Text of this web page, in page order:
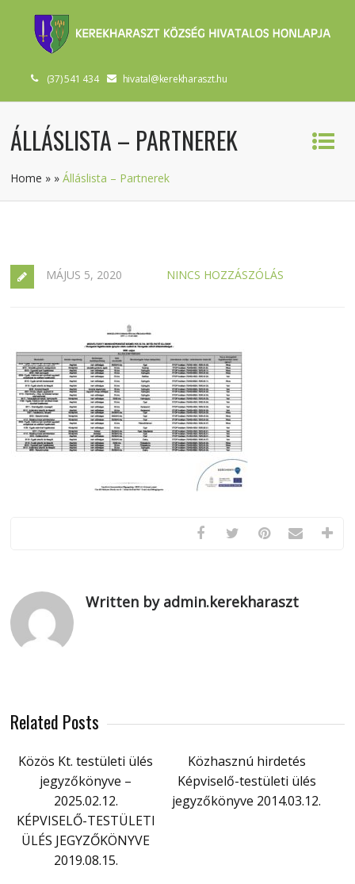
(37) 541 434 hivatal@kerekharaszt.hu
ÁLLÁSLISTA – PARTNEREK
Home » »Álláslista – Partnerek
MÁJUS 5, 2020 NINCS HOZZÁSZÓLÁS
Written by admin.kerekharaszt
Related Posts
Közös Kt. testületi ülés
jegyzőkönyve –
2025.02.12.
Közhasznú hirdetés
Képviselő-testületi ülés
jegyzőkönyve 2014.03.12.
KÉPVISELŐ-TESTÜLETI
ÜLÉS JEGYZŐKÖNYVE
2019.08.15.